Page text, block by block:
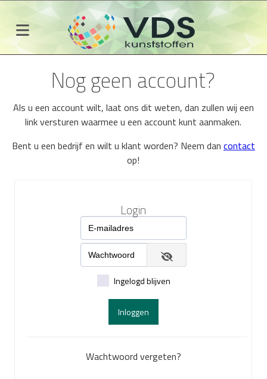
Nog geen account?
Als u een account wilt, laat ons dit weten, dan zullen wij een
link versturen waarmee u een account kunt aanmaken.
Bent u een bedrijf en wilt u klant worden? Neem dan contact
op!
Login
Ingelogd blijven
Inloggen
Wachtwoord vergeten?